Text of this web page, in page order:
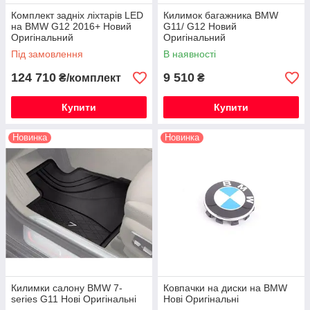
Комплект задніх ліхтарів LED
на BMW G12 2016+ Новий
Оригінальний
Під замовлення
124 710 ₴/комплект
Купити
Килимок багажника BMW
G11/ G12 Новий
Оригінальний
В наявності
9 510 ₴
Купити
Новинка
Килимки салону BMW 7-
series G11 Нові Оригінальні
Новинка
Ковпачки на диски на BMW
Нові Оригінальні